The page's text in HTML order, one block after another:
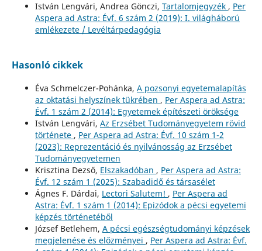
István Lengvári, Andrea Gönczi, Tartalomjegyzék , Per
Aspera ad Astra: Évf. 6 szám 2 (2019): I. világháború
emlékezete / Levéltárpedagógia
Hasonló cikkek
Éva Schmelczer-Pohánka, A pozsonyi egyetemalapítás
az oktatási helyszínek tükrében , Per Aspera ad Astra:
Évf. 1 szám 2 (2014): Egyetemek építészeti öröksége
István Lengvári, Az Erzsébet Tudományegyetem rövid
története , Per Aspera ad Astra: Évf. 10 szám 1-2
(2023): Reprezentáció és nyilvánosság az Erzsébet
Tudományegyetemen
Krisztina Dezső, Elszakadóban , Per Aspera ad Astra:
Évf. 12 szám 1 (2025): Szabadidő és társasélet
Ágnes F. Dárdai, Lectori Salutem! , Per Aspera ad
Astra: Évf. 1 szám 1 (2014): Epizódok a pécsi egyetemi
képzés történetéből
József Betlehem, A pécsi egészségtudományi képzések
megjelenése és előzményei , Per Aspera ad Astra: Évf.